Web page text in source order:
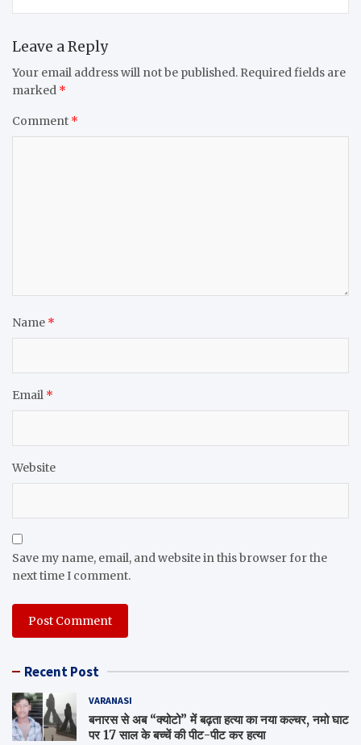
Leave a Reply
Your email address will not be published. Required fields are
marked *
Comment *
Name *
Email *
Website
Save my name, email, and website in this browser for the
next time I comment.
Recent Post
VARANASI
बनारस से अब “क्योटो” में बढ़ता हत्या का नया कल्चर, नमो घाट
पर 17 साल के बच्चें की पीट-पीट कर हत्या